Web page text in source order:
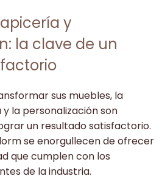
y
la clave de un
sus muebles, la
la personalización son
un resultado satisfactorio.
se enorgullecen de ofrecer
que cumplen con los
de la industria.